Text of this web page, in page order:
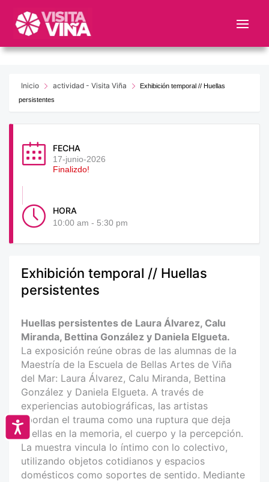
este
web
sistema
Accesibilidad
Inicio actividad - Visita Viña
Exhibición temporal // Huellas
persistentes
FECHA
17-junio-2026
Finalizdo!
HORA
10:00 am - 5:30 pm
Exhibición temporal // Huellas
persistentes
Huellas persistentes de Laura Álvarez, Calu
Miranda, Bettina González y Daniela Elgueta.
La exposición reúne obras de las alumnas de la
Maestría de la Escuela de Bellas Artes de Viña
del Mar: Laura Álvarez, Calu Miranda, Bettina
González y Daniela Elgueta. A través de
experiencias autobiográficas, las artistas
abordan el trauma como una ruptura que deja
huellas en la memoria, el cuerpo y la percepción.
La muestra vincula lo íntimo con lo colectivo,
utilizando objetos cotidianos y espacios
domésticos como soportes de sentido. Mediante